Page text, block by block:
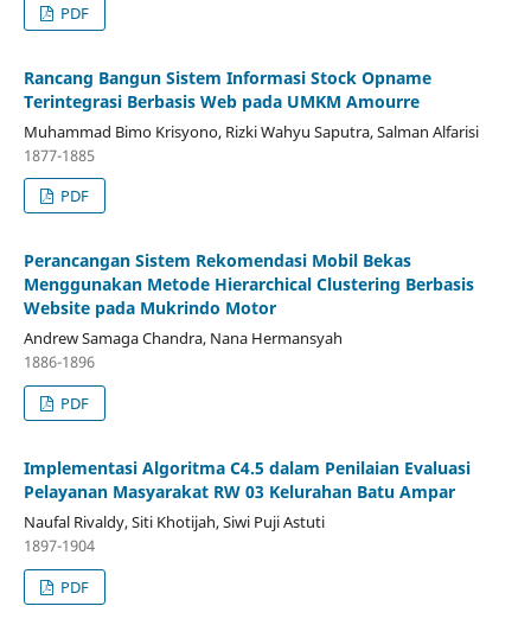
PDF
Rancang Bangun Sistem Informasi Stock Opname
Terintegrasi Berbasis Web pada UMKM Amourre
Muhammad Bimo Krisyono, Rizki Wahyu Saputra, Salman Alfarisi
1877-1885
PDF
Perancangan Sistem Rekomendasi Mobil Bekas
Menggunakan Metode Hierarchical Clustering Berbasis
Website pada Mukrindo Motor
Andrew Samaga Chandra, Nana Hermansyah
1886-1896
PDF
Implementasi Algoritma C4.5 dalam Penilaian Evaluasi
Pelayanan Masyarakat RW 03 Kelurahan Batu Ampar
Naufal Rivaldy, Siti Khotijah, Siwi Puji Astuti
1897-1904
PDF